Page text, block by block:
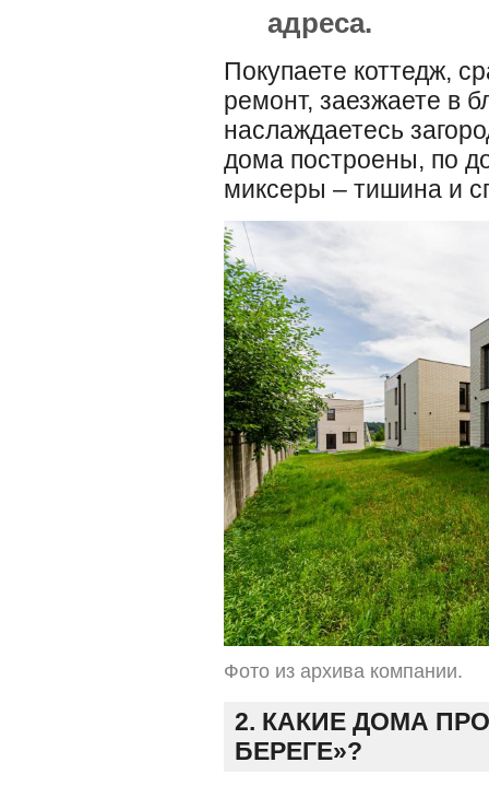
адреса.
Покупаете коттедж,
ремонт, заезжаете в
наслаждаетесь
дома построены, по
миксеры – тишина и
Фото из архива компании.
2. КАКИЕ ДОМА
БЕРЕГЕ»?